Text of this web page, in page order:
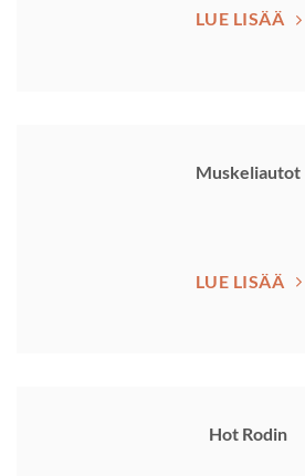
LUE LISÄÄ
Muskeliautot
LUE LISÄÄ
Hot Rodin